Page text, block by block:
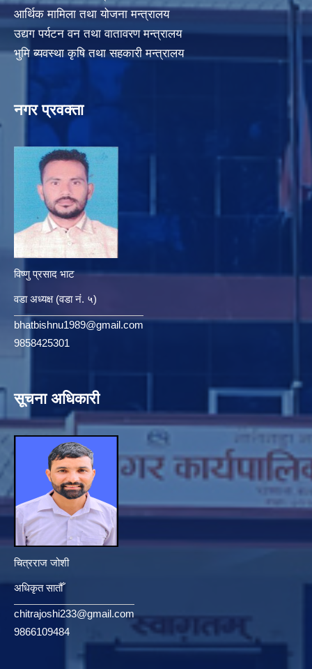
आर्थिक मामिला तथा योजना मन्त्रालय
उद्यग पर्यटन वन तथा वातावरण मन्त्रालय
भुमि ब्यवस्था कृषि तथा सहकारी मन्त्रालय
नगर प्रवक्ता
विष्णु प्रसाद भाट
वडा अध्यक्ष (वडा नं. ५)
bhatbishnu1989@gmail.com
9858425301
सूचना अधिकारी
चित्रराज जोशी
अधिकृत सातौँ
chitrajoshi233@gmail.com
9866109484